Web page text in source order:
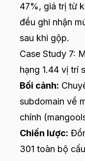
47%, giá trị từ
đều ghi nhận
sau khi gộp.
Case Study 7:
hạng 1.44 vị trí
Bối cảnh:
subdomain về
chính (
Chiến lược:
301 toàn bộ